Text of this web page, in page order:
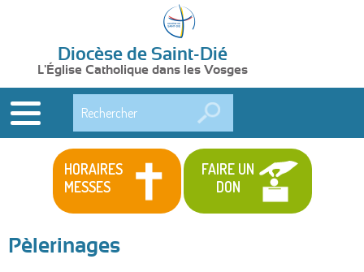
Diocèse de Saint-Dié
L'Église Catholique dans les Vosges
HORAIRES
MESSES
FAIRE UN
DON
Pèlerinages